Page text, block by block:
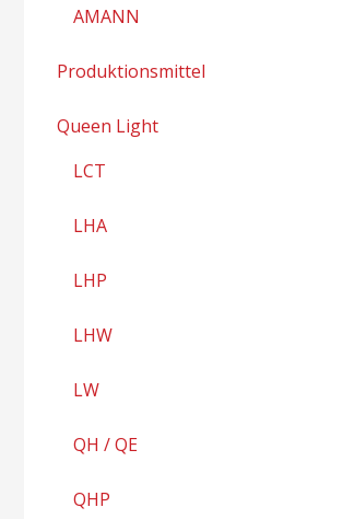
AMANN
Produktionsmittel
Queen Light
LCT
LHA
LHP
LHW
LW
QH / QE
QHP